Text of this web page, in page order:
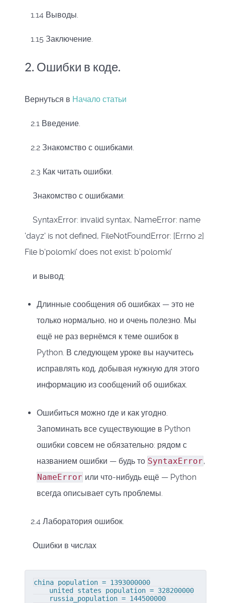
1.14 Выводы.
1.15 Заключение.
2. Ошибки в коде.
Вернуться в Начало статьи
2.1 Введение.
2.2 Знакомство с ошибками.
2.3 Как читать ошибки.
Знакомство с ошибками:
SyntaxError: invalid syntax, NameError: name
'dayz' is not defined, FileNotFoundError: [Errno 2]
File b'polomki' does not exist: b'polomki'
и вывод:
Длинные сообщения об ошибках — это не
только нормально, но и очень полезно. Мы
ещё не раз вернёмся к теме ошибок в
Python. В следующем уроке вы научитесь
исправлять код, добывая нужную для этого
информацию из сообщений об ошибках.
Ошибиться можно где и как угодно.
Запоминать все существующие в Python
ошибки совсем не обязательно: рядом с
названием ошибки — будь то SyntaxError,
NameError или что-нибудь ещё — Python
всегда описывает суть проблемы.
2.4 Лаборатория ошибок.
Ошибки в числах
china_population = 1393000000
    united_states_population = 328200000
    russia_population = 144500000